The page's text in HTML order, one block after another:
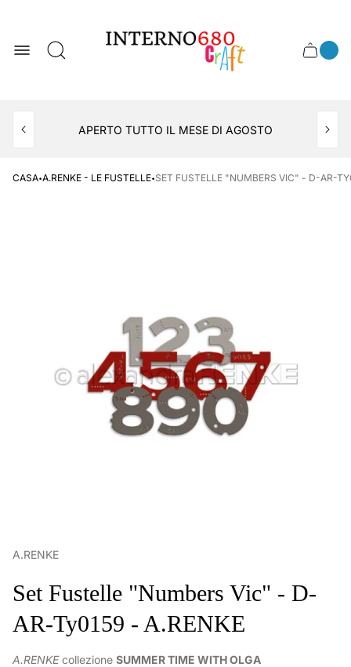
del
negozio
Cassetto
APERTO TUTTO IL MESE DI AGOSTO
CASA·A.RENKE - LE FUSTELLE·SET FUSTELLE "NUMBERS VIC" - D-AR-
A.RENKE
Set Fustelle "Numbers Vic" - D-
AR-Ty0159 - A.RENKE
A.RENKEcollezione SUMMER TIME WITH OLGA